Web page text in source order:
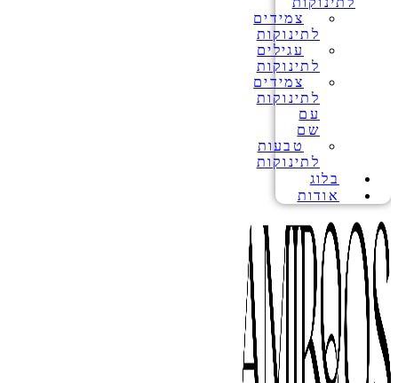
צמידים
לתינוקות
עגילים
לתינוקות
צמידים
לתינוקות
עם
שם
טבעות
לתינוקות
בלוג
אודות